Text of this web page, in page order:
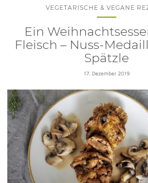
VEGETARISCHE & VEGANE
Ein
Fleisch – Nuss-
Spätzle
17. Dezember 2019